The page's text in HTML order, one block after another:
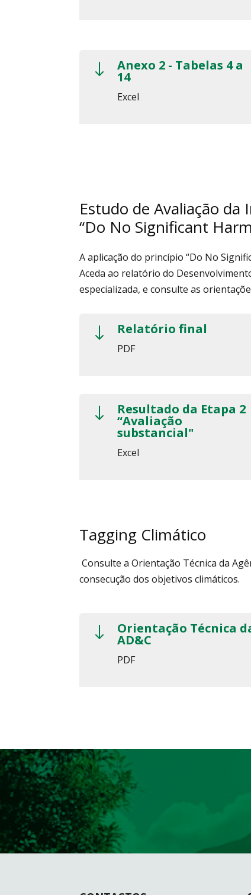
" Anexo 2 - Tabelas 4 a
14
Excel
Estudo de Avaliação
“Do No Significant
A aplicação do princípio “Do No
Aceda ao relatório do
especializada, e consulte as
" Relatório final
PDF
" Resultado da Etapa 2
“Avaliação
substancial"
Excel
Tagging Climático
Consulte a Orientação Técnica da
consecução dos objetivos climáticos.
" Orientação Técnica
AD&C
PDF